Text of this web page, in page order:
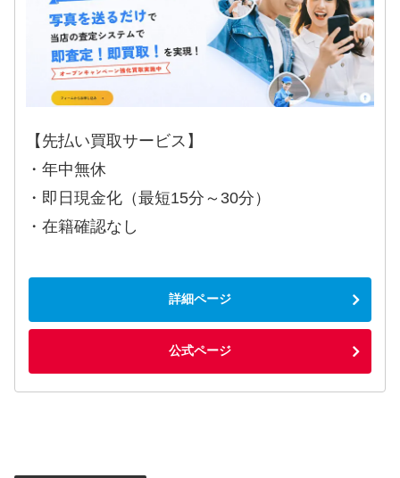
【先払い買取サービス】
・年中無休
・即日現金化（最短15分～30分）
・在籍確認なし
詳細ページ
公式ページ